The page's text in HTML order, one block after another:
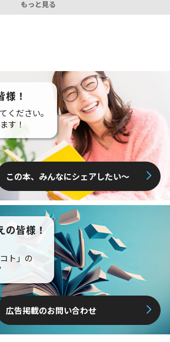
もっと見る
！
ください。
す！
この本、みんなにシェアしたい〜
の皆様！
ト」の
広告掲載のお問い合わせ